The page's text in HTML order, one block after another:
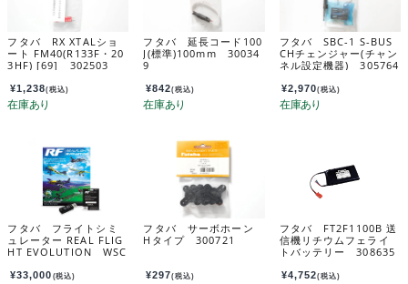
フタバ RX XTALショ
ート FM40(R133F・20
3HF) [69] 302503
¥1,238(税込)
フタバ 延長コード100
J(標準)100mm 30034
9
¥842(税込)
フタバ SBC-1 S-BUS
CHチェンジャー(チャン
ネル設定機器) 305764
¥2,970(税込)
フタバ フライトシミ
ュレーター REAL FLIG
HT EVOLUTION WSC
¥33,000 (税込)
フタバ サーボホーン
Hタイプ 300721
¥297(税込)
フタバ FT2F1100B 送
信機リチウムフェライ
トバッテリー 308635
¥4,752(税込)